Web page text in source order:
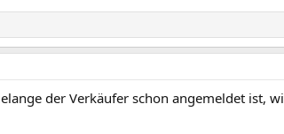
der Verkäufer schon angemeldet ist,